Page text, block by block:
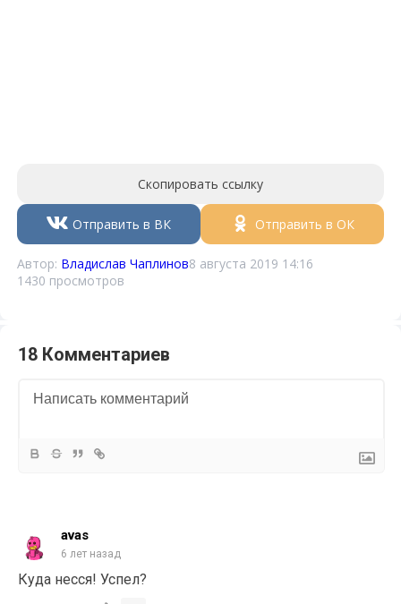
Скопировать ссылку
Отправить в ВК Отправить в ОК
Автор: Владислав Чаплинов8 августа 2019 14:16
1430 просмотров
18 Комментариев
avas
6 лет назад
Куда несся! Успел?